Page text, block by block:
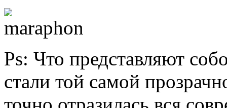
Ps: Что представляют
стали той самой